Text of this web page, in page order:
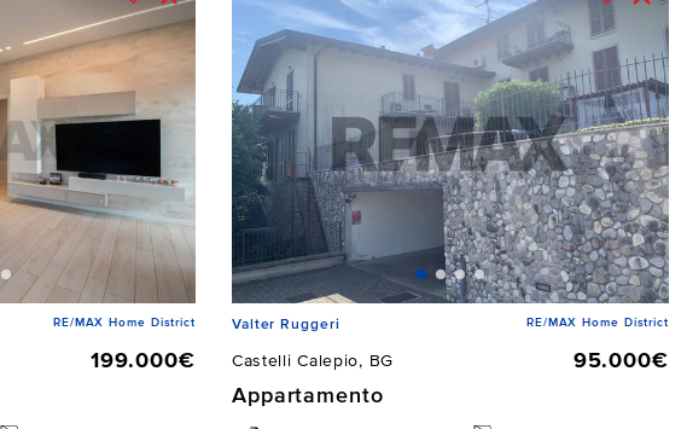
RE/MAX Home District
199.000€
Valter Ruggeri RE/MAX Home District
Castelli Calepio, BG
95.000€
Appartamento